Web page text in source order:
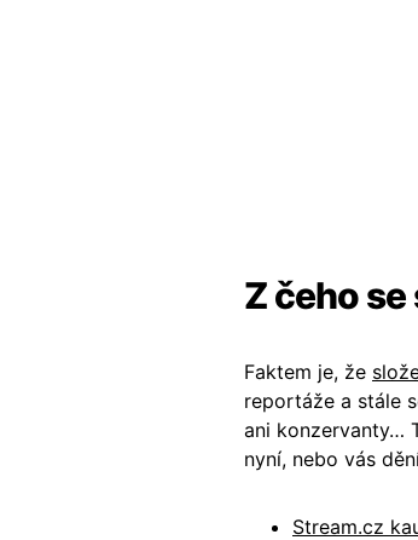
Z čeho
Faktem je, že
reportáže a stále
ani konzervanty…
nyní, nebo vás
Stream.cz